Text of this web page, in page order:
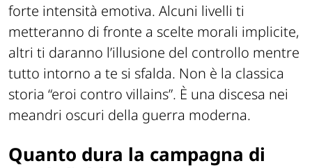
forte intensità emotiva. Alcuni livelli ti
metteranno di fronte a scelte morali implicite,
altri ti daranno l’illusione del controllo mentre
tutto intorno a te si sfalda. Non è la classica
storia “eroi contro villains”. È una discesa nei
meandri oscuri della guerra moderna.
Quanto dura la campagna di